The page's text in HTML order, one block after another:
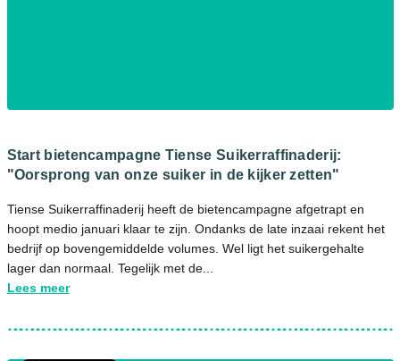
Start bietencampagne Tiense Suikerraffinaderij:
"Oorsprong van onze suiker in de kijker zetten"
Tiense Suikerraffinaderij heeft de bietencampagne afgetrapt en
hoopt medio januari klaar te zijn. Ondanks de late inzaai rekent het
bedrijf op bovengemiddelde volumes. Wel ligt het suikergehalte
lager dan normaal. Tegelijk met de...
Lees meer